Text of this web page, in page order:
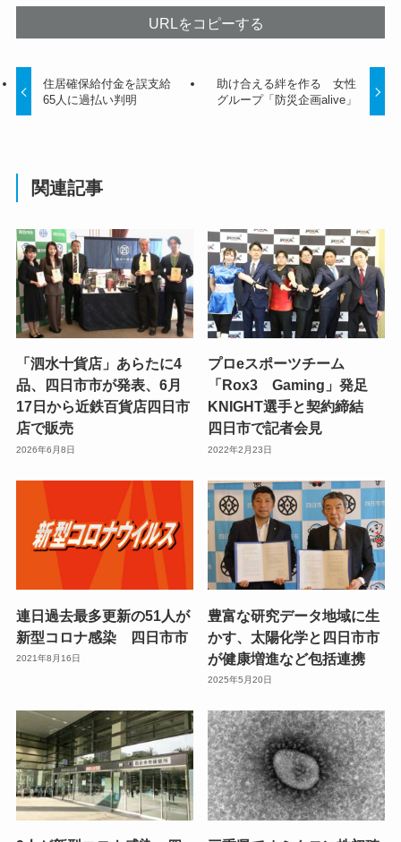
URLをコピーする
住居確保給付金を誤支給
65人に過払い判明
助け合える絆を作る 女性
グループ「防災企画alive」
関連記事
「泗水十貨店」あらたに4
品、四日市市が発表、6月
17日から近鉄百貨店四日市
店で販売
2026年6月8日
プロeスポーツチーム
「Rox3 Gaming」発足
KNIGHT選手と契約締結
四日市で記者会見
2022年2月23日
連日過去最多更新の51人が
新型コロナ感染 四日市市
2021年8月16日
豊富な研究データ地域に生
かす、太陽化学と四日市市
が健康増進など包括連携
2025年5月20日